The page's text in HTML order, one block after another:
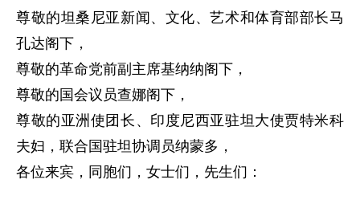
尊敬的坦桑尼亚新闻、文化、艺术和体育部部长马
孔达阁下，
尊敬的革命党前副主席基纳纳阁下，
尊敬的国会议员查娜阁下，
尊敬的亚洲使团长、印度尼西亚驻坦大使贾特米科
夫妇，联合国驻坦协调员纳蒙多，
各位来宾，同胞们，女士们，先生们：